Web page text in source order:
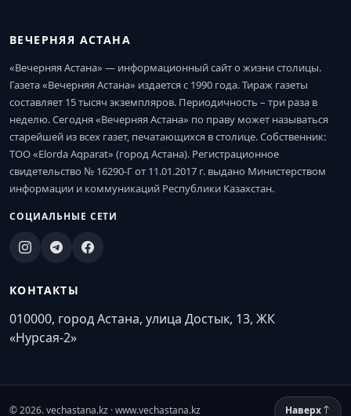
ВЕЧЕРНЯЯ АСТАНА
«Вечерняя Астана» — информационный сайт о жизни столицы.
Газета «Вечерняя Астана» издается с 1990 года. Тираж газеты
составляет 15 тысяч экземпляров. Периодичность – три раза в
неделю. Сегодня «Вечерняя Астана» по праву может называться
старейшей из всех газет, печатающихся в столице. Собственник:
ТОО «Elorda Aqparat» (город Астана). Регистрационное
свидетельство № 16290-Г от 11.01.2017 г. выдано Министерством
информации и коммуникаций Республики Казахстан.
СОЦИАЛЬНЫЕ СЕТИ
КОНТАКТЫ
010000, город Астана, улица Достык, 13, ЖК
«Нурсая-2»
© 2026. vechastana.kz · www.vechastana.kz Наверх